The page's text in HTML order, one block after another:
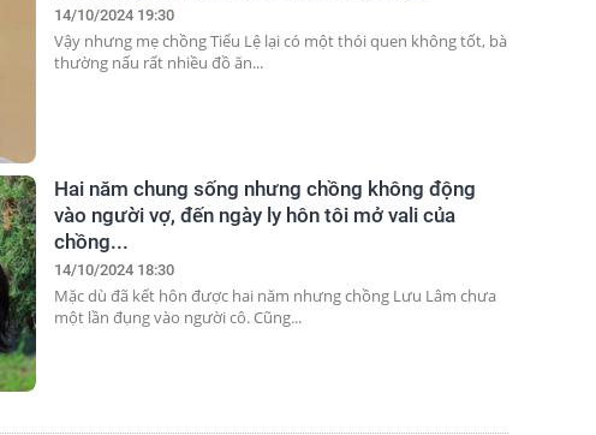
14/10/2024 19:30
Vậy nhưng mẹ chồng Tiểu Lệ lại có một thói quen không tốt, bà
thường nấu rất nhiều đồ ăn...
Hai năm chung sống nhưng chồng không động
vào người vợ, đến ngày ly hôn tôi mở vali của
chồng...
14/10/2024 18:30
Mặc dù đã kết hôn được hai năm nhưng chồng Lưu Lâm chưa
một lần đụng vào người cô. Cũng...